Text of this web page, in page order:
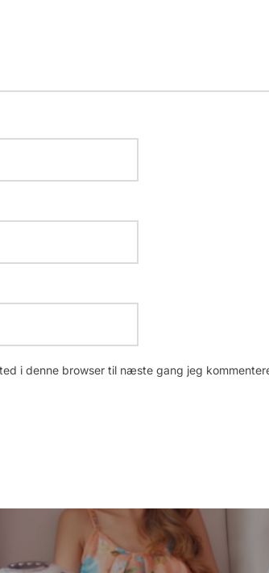
i denne browser til næste gang jeg